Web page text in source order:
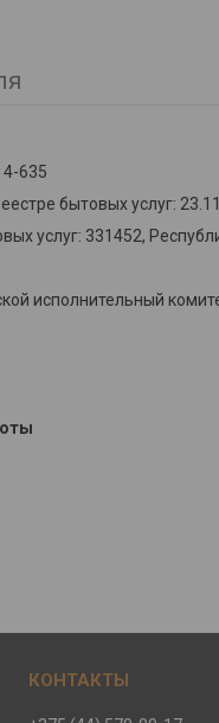
635
бытовых услуг:
услуг: 331452,
исполнительный